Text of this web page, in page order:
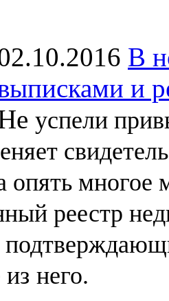
В
и
успели
опять
реестр
него.